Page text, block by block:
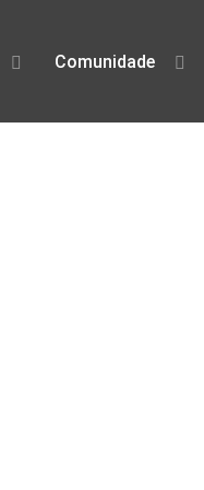
Comunidade